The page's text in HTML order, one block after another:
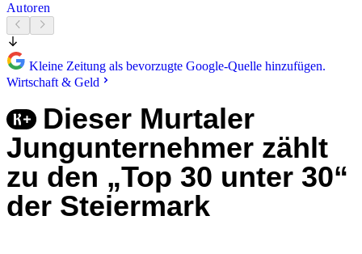
Autoren
Kleine Zeitung als bevorzugte Google-Quelle hinzufügen.
Wirtschaft & Geld
Dieser Murtaler
Jungunternehmer zählt
zu den „Top 30 unter 30“
der Steiermark